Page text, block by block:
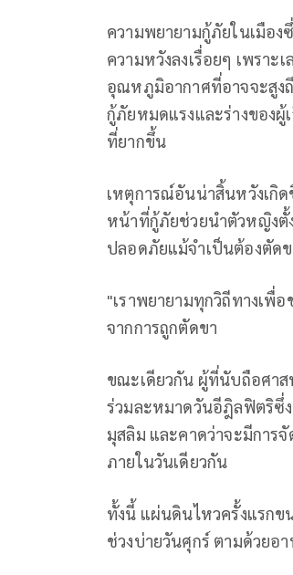
ความพยายามกู้ภัยในเมือง
ความหวังลงเรื่อยๆ เพรา
อุณหภูมิอากาศที่อาจจะสูง
กู้ภัยหมดแรงและร่างของผู้
ที่ยากขึ้น
เหตุการณ์อันน่าสิ้นหวังเกิ
หน้าที่กู้ภัยช่วยนำตัวหญิงตั้
ปลอดภัยแม้จำเป็นต้องตัดข
"เราพยายามทุกวิถีทางเพื่
จากการถูกตัดขา
ขณะเดียวกัน ผู้ที่นับถือศาส
ร่วมละหมาดวันอีฎิลฟิตริซึ่
มุสลิม และคาดว่าจะมีการ
ภายในวันเดียวกัน
ทั้งนี้ แผ่นดินไหวครั้งแรกข
ช่วงบ่ายวันศุกร์ ตามด้วยอ